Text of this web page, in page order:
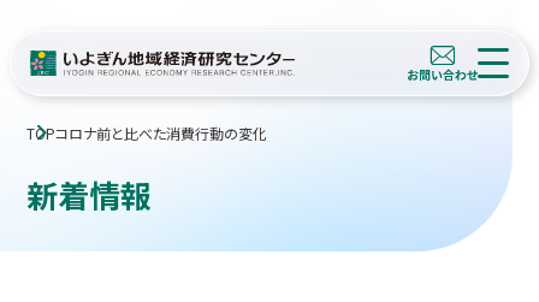
TOPコロナ前と比べた消費行動の変化
新着情報